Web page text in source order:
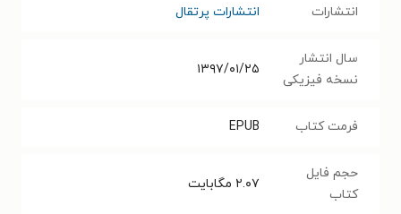
انتشارات انتشارات پرتقال
سال انتشار
نسخه فیزیکی
۱۳۹۷/۰۱/۲۵
فرمت کتاب EPUB
حجم فایل
کتاب
۲.۰۷ مگابایت